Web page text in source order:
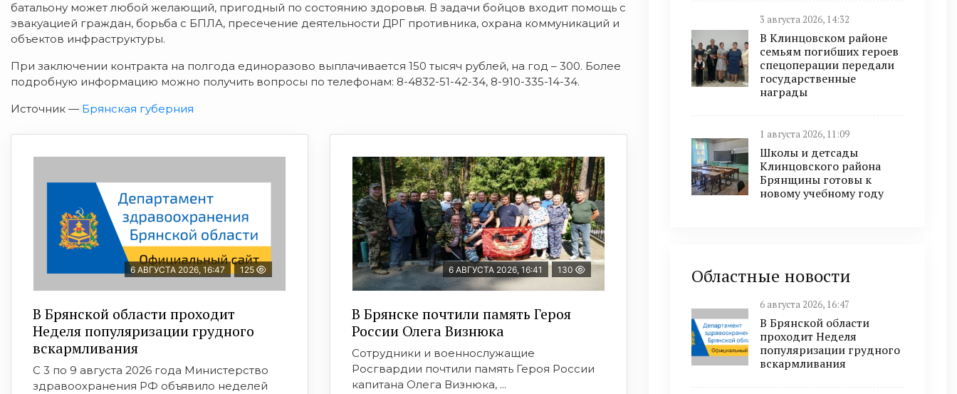
батальону может любой желающий, пригодный по состоянию здоровья. В задачи бойцов входит помощь с
эвакуацией граждан, борьба с БПЛА, пресечение деятельности ДРГ противника, охрана коммуникаций и
объектов инфраструктуры.
При заключении контракта на полгода единоразово выплачивается 150 тысяч рублей, на год – 300. Более
подробную информацию можно получить вопросы по телефонам: 8-4832-51-42-34, 8-910-335-14-34.
Источник — Брянская губерния
6 АВГУСТА 2026, 16:47 125
В Брянской области проходит
Неделя популяризации грудного
вскармливания
С 3 по 9 августа 2026 года Министерство
здравоохранения РФ объявило неделей
6 АВГУСТА 2026, 16:41 130
В Брянске почтили память Героя
России Олега Визнюка
Сотрудники и военнослужащие
Росгвардии почтили память Героя России
капитана Олега Визнюка, ...
3 августа 2026, 14:32
В Клинцовском районе
семьям погибших героев
спецоперации передали
государственные
награды
1 августа 2026, 11:09
Школы и детсады
Клинцовского района
Брянщины готовы к
новому учебному году
Областные новости
6 августа 2026, 16:47
В Брянской области
проходит Неделя
популяризации грудного
вскармливания